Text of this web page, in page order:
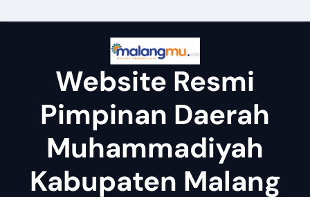
Website Resmi
Pimpinan Daerah
Muhammadiyah
Kabupaten Malang